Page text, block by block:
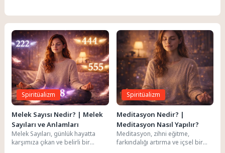
Spiritüalizm
Melek Sayısı Nedir? | Melek
Sayıları ve Anlamları
Melek Sayıları, günlük hayatta
karşımıza çıkan ve belirli bir
Spiritüalizm
Meditasyon Nedir? |
Meditasyon Nasıl Yapılır?
Meditasyon, zihni eğitme,
farkındalığı artırma ve içsel bir